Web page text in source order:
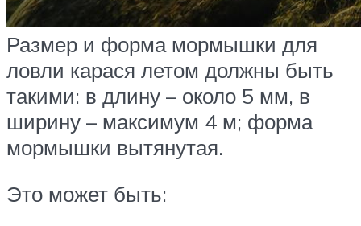
Размер и форма мормышки для
ловли карася летом должны быть
такими: в длину – около 5 мм, в
ширину – максимум 4 м; форма
мормышки вытянутая.
Это может быть: